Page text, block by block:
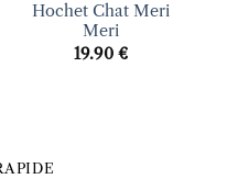
Hochet Chat Meri
Meri
19.90€